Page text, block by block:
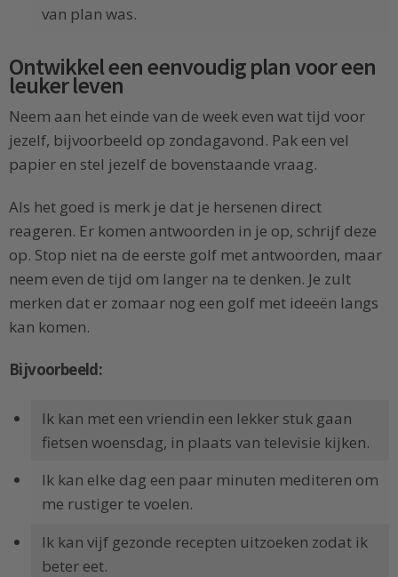
van plan was.
Ontwikkel een eenvoudig plan voor een
leuker leven
Neem aan het einde van de week even wat tijd voor
jezelf, bijvoorbeeld op zondagavond. Pak een vel
papier en stel jezelf de bovenstaande vraag.
Als het goed is merk je dat je hersenen direct
reageren. Er komen antwoorden in je op, schrijf deze
op. Stop niet na de eerste golf met antwoorden, maar
neem even de tijd om langer na te denken. Je zult
merken dat er zomaar nog een golf met ideeën langs
kan komen.
Bijvoorbeeld:
Ik kan met een vriendin een lekker stuk gaan
fietsen woensdag, in plaats van televisie kijken.
Ik kan elke dag een paar minuten mediteren om
me rustiger te voelen.
Ik kan vijf gezonde recepten uitzoeken zodat ik
beter eet.